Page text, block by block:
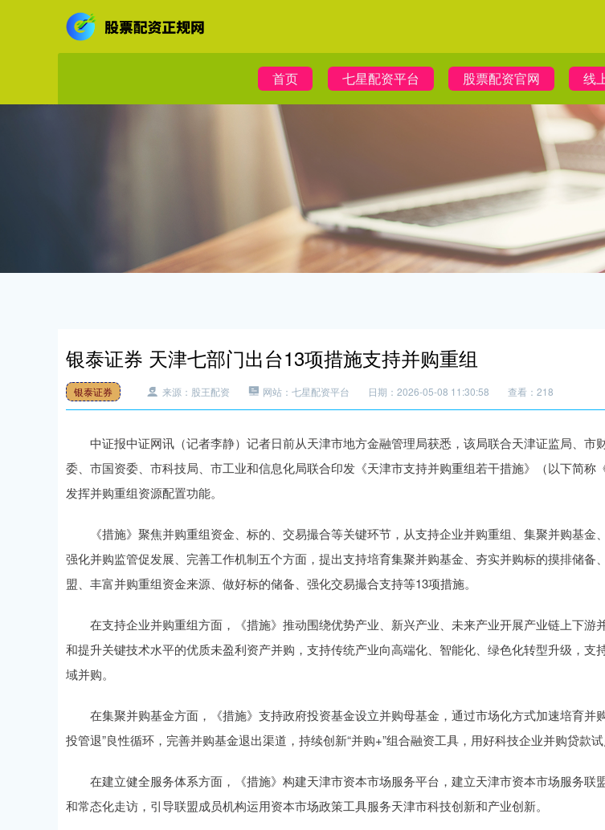
首页 七星配资平台 股票配资官网 线
银泰证券 天津七部门出台13项措施支持并购重组
银泰证券 来源：股王配资 网站：七星配资平台 日期：2026-05-08 11:30:58 查看：218
中证报中证网讯（记者李静）记者日前从天津市地方金融管理局获悉，该局联合天津证监局、市
委、市国资委、市科技局、市工业和信息化局联合印发《天津市支持并购重组若干措施》（以下简称
发挥并购重组资源配置功能。
《措施》聚焦并购重组资金、标的、交易撮合等关键环节，从支持企业并购重组、集聚并购基金、
强化并购监管促发展、完善工作机制五个方面，提出支持培育集聚并购基金、夯实并购标的摸排储备
盟、丰富并购重组资金来源、做好标的储备、强化交易撮合支持等13项措施。
在支持企业并购重组方面，《措施》推动围绕优势产业、新兴产业、未来产业开展产业链上下游
和提升关键技术水平的优质未盈利资产并购，支持传统产业向高端化、智能化、绿色化转型升级，支
域并购。
在集聚并购基金方面，《措施》支持政府投资基金设立并购母基金，通过市场化方式加速培育并
投管退”良性循环，完善并购基金退出渠道，持续创新“并购+”组合融资工具，用好科技企业并购贷款试
在建立健全服务体系方面，《措施》构建天津市资本市场服务平台，建立天津市资本市场服务联
和常态化走访，引导联盟成员机构运用资本市场政策工具服务天津市科技创新和产业创新。